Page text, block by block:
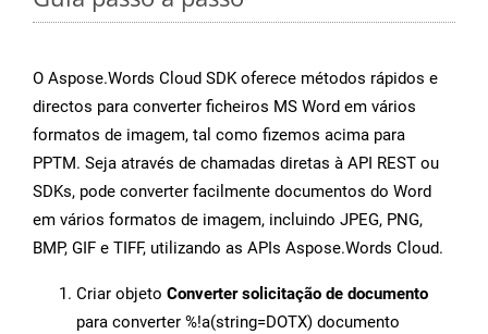
O Aspose.Words Cloud SDK oferece métodos rápidos e
directos para converter ficheiros MS Word em vários
formatos de imagem, tal como fizemos acima para
PPTM. Seja através de chamadas diretas à API REST ou
SDKs, pode converter facilmente documentos do Word
em vários formatos de imagem, incluindo JPEG, PNG,
BMP, GIF e TIFF, utilizando as APIs Aspose.Words Cloud.
Criar objeto Converter solicitação de documento
para converter %!a(string=DOTX) documento